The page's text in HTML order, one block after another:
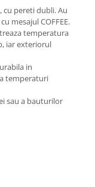
cu pereti dubli. Au
mesajul COFFEE.
temperatura
iar exteriorul
in
temperaturi
sau a bauturilor